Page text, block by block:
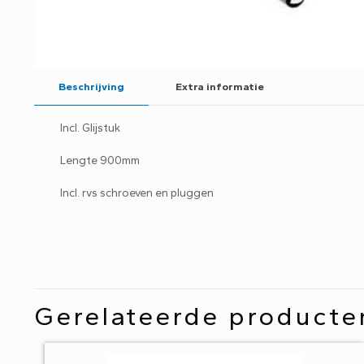
Beschrijving Extra informatie
Incl. Glijstuk
Lengte 900mm
Incl. rvs schroeven en pluggen
Gerelateerde